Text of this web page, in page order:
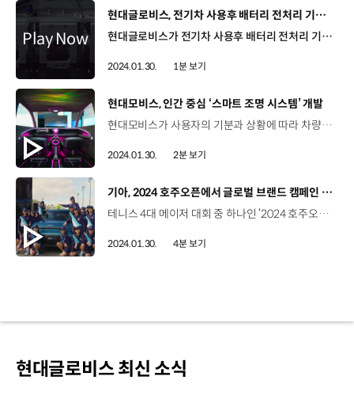
[동영상]
현대글로비스, 전기차 사용후 배터리 전처리 기술 확보
현대글로비스가 전기차 사용후 배터리 전처리 기술 확보를 위해 배터리 재활용 전문 기업 ‘이알’과 지분투자 계약(SSA)을 체결했습니다. 글로벌 전기차 수요 확대로 사용후 배터리 물량이 급증함에 따라 사용후 배터리 재활용 시장은 새로운 성장동력으로 평가받고 있습니다. 현대글로비스는 이번 지분투자를 통해 이알의 전처리 기술 및 설비 사용에 대한 권리를 갖게 돼 사용후 배터리 회수부터 재활용까지 가능한 종합기업으로 사업 포트폴리오를 확장하게 됐습니다.
2024.01.30. 1분 보기
[동영상]
현대모비스, 인간 중심 ‘스마트 조명 시스템’ 개발
현대모비스가 사용자의 기분과 상황에 따라 차량의 실내조명을 자동으로 조절해 주는 스마트 조명 시스템 ‘휴먼 센트릭 인테리어 조명’ 기술을 개발했습니다. 미래 모빌리티 환경에 특화된 휴먼 센트릭 조명 기술은 사용자의 생체리듬과 사용 환경을 인식해 다양한 색상과 밝기, 패턴으로 상호 교감하는 시스템입니다. 휴먼 센트릭 조명 기술은 총 32가지 상황별 패턴을 구현할 수 있는데요. 운전자의 심장박동이나 눈 깜빡임으로 스트레스 수준을 분석해 다른 색깔의 조명을 표시하고 이를 통해 운전자가 자신의 상태를 인지해 스트레스를 완화할 수 있도록 유도합니다. 또한, 하차할 때는 위험 요소를 센서로 인지해 조명으로 경고 표시를 하는 등 사용자가 안전하게 차량을 이용할 수 있는 기능도 제공합니다. 현대모비스는 탑승자의 건강과 안전, 편의를 지원하는 차량 실내 조명 시스템을 지속적으로 개발해 사용자의 만족도를 극대화해 나갈 예정입니다.
2024.01.30. 2분 보기
[동영상]
기아, 2024 호주오픈에서 글로벌 브랜드 캠페인 전개
테니스 4대 메이저 대회 중 하나인 ‘2024 호주오픈 테니스 대회’가 지난 28일, 성황리에 막을 내렸습니다. 기아는 호주오픈의 가장 오래된 후원사로 올해로 후원 23주년을 맞았는데요. 기아가 대회 기간 동안 호주오픈과 연계한 글로벌 브랜드 캠페인을 진행했죠? 네, 기아는 2024 호주오픈 공식 차량 전달식을 시작으로 다양한 글로벌 브랜드 캠페인을 펼쳤습니다. 함께 확인해 보시죠. 지난 11일, 기아가 호주 빅토리아주 멜버른 파크에서 2024 호주오픈 공식 차량 전달식을 가졌습니다. 이날 전달된 차량은 EV9 15대와 EV6 10대, 쏘렌토 95대, 카니발 10대 등 총 130대로, 대회 기간 중 관계자들의 이동과 원활한 행사 운영을 위해 활용됐습니다. 레이튼 휴이트 / 前 전 호주 국가대표 20년간 선수 생활을 하면서 호주오픈을 후원하는 믿음직한 브랜드 기아가 있어 든든했습니다. 공식 차량들도 정말 좋고 매년 더 발전하는 것이 보입니다. 기술은 말할 것도 없고요. 기아의 차량, 픽업 서비스, 기사분들 덕분에 모든 것이 순조롭게 진행됐습니다. 그로 인해 선수들은 훨씬 더 편안하고 즐겁게 경기에 참여할 수 있었습니다. 또한, 기아는 기아 전동화 플래그십 EV9의 혁신성을 드러낼 수 있는 디자인의 부스를 설치하고 호주에서 ‘더 기아 EV9’의 본격적인 론칭 캠페인을 진행했는데요. EV5 콘셉트 모델도 호주에서 최초로 공개해 관람객들의 이목을 집중시켰습니다. 세드릭 코넬리스 / CCO / 호주오픈조직위원회기아와 호주오픈은 많은 시너지를 창출해왔습니다. 우리는 23년동안 함께 성장해온 오랜 역사를 가지고 있으며 많은 접점을 만들어 왔고 기아는 기업과 팬들의 참여에서부터 대회 운영에 이르기까지 호주오픈이 멋진 이벤트가 될 수 있도록 지원해왔습니다. 23년 간의 성공적인 파트너십을 바탕으로 우리의 목표는 함께 발전하고 혁신해 나가는 것이며 이를 통해 호주오픈이 전 세계 최고의 엔터테인먼트이자 스포츠 이벤트가 되도록 노력할 것입니다. 또한, 기아는 ‘우버 원(Uber One)’과 파트너십을 체결해 EV9과 EV6의 시승 체험 프로모션을 진행하며 대회 기간 EV9과 EV6 총 30대를 운영했습니다. 또 이번 대회 기간에는 세계적인 테니스 스타이자 기아의 브랜드 글로벌 홍보대사인 라파엘 나달과의 파트너십 20주년을 기념해 캠페인 영상도 선보였는데요. 네, 라파엘 나달을 통해 테니스에 대한 열정과 영감을 이야기하는 브랜드 캠페인 영상을 유튜브와 공식 소셜미디어에서 공개했습니다. 편지를 주고받는 형식의 영상으로 제작된 브랜드 캠페인 ‘디어 테니스(Dear Tennis)’는 메인 영상인 ‘디어 테니스’와 파트너십 헌정 영상인 ‘디어 라파(Dear Rafa)’, 테니스 주니어, 현역 테니스 선수, 레전드 선수 등 그들의 다양한 이야기를 담은 ‘신시어리 테니스(Sincerely Tennis)’로 구성됐습니다. 한편, 기아는 전 세계 34개 국가에서 기아 고객, 인플루언서, 볼키즈 등 총 170명을 초청해 대회 관람과 멜버른 파크 투어 등 특별한 경험도 선사했습니다. 특히, 코로나19의 여파로 3년간 중단됐던 볼키즈 선발을 국내에서 재개해 20명의 볼키즈에게 경기 관람과 멜버른 문화투어 등 체험 기회를 제공했습니다. 기아가 가장 오래된 후원사답게 이번 호주오픈에서도 정말 다채로운 글로벌 브랜드 캠페인을 진행했네요. 네, 특히 2024 호주오픈에서 EV9과 EV5 콘셉트 모델을 선보이며 전동화 선도 브랜드임을 전 세계에 각인시켰습니다. 네, 기아가 앞으로도 호주오픈과의 각별한 파트너십을 바탕으로 테니스 문화를 발전시키고 기아의 브랜드 가치를 널리 알려 나가기를 기대하겠습니다. 오늘 소식 전해주셔서 고맙습니다.
2024.01.30. 4분 보기
현대글로비스 최신 소식